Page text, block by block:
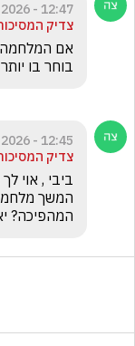
12:47 - 23.03.2026
צדיק
בוחר בו יותר
12:45 - 23.03.2026
צדיק
המהפיכה?